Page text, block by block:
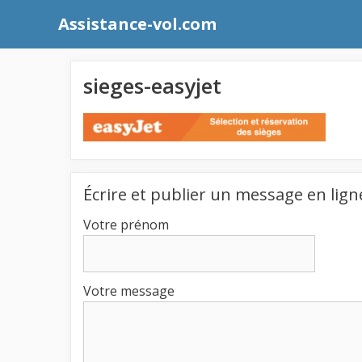
contenu
Assistance-vol.com
sieges-easyjet
Écrire et publier un message en
Votre prénom
Votre message